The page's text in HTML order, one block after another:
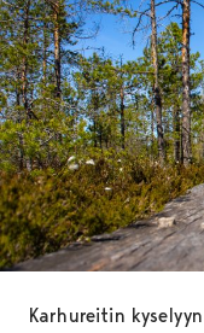
Karhureitin